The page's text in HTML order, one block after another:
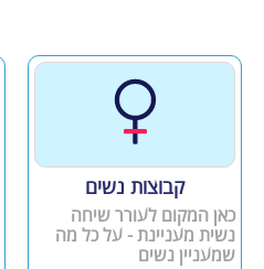
קבוצות נשים
כאן המקום לעורר שיחה
נשית מעניינת - על כל מה
שמעניין נשים